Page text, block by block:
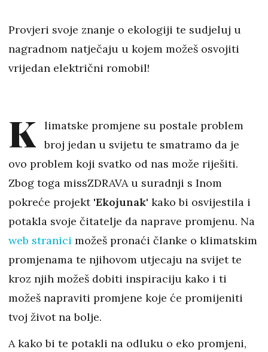
Provjeri svoje znanje o ekologiji te sudjeluj u
nagradnom natječaju u kojem možeš osvojiti
vrijedan električni romobil!
K
limatske promjene su postale problem
broj jedan u svijetu te smatramo da je
ovo problem koji svatko od nas može riješiti.
Zbog toga missZDRAVA u suradnji s Inom
pokreće projekt'Ekojunak' kako bi osvijestila i
potakla svoje čitatelje da naprave promjenu. Na
web stranici možeš pronaći članke o klimatskim
promjenama te njihovom utjecaju na svijet te
kroz njih možeš dobiti inspiraciju kako i ti
možeš napraviti promjene koje će promijeniti
tvoj život na bolje.
A kako bi te potakli na odluku o eko promjeni,